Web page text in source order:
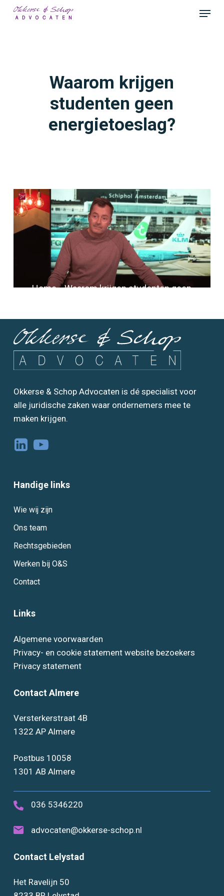
Skip
Menu
Waarom krijgen
studenten geen
energietoeslag?
Home»Waarom krijgen studenten geen
Okkerse & Schop Advocaten is dé specialist voor
alle juridische zaken waar ondernemers mee te
maken krijgen.
Handige links
Wie wij zijn
Ons team
Rechtsgebieden
Werken bij O&S
Contact
Links
Algemene voorwaarden
Privacy- en cookie statement website bezoekers
Privacy statement
Contact Almere
Versterkerstraat 4B
1322 AP Almere
Postbus 10058
1301 AB Almere
036 5346220
advocaten@okkerse-schop.nl
Contact Lelystad
Het Ravelijn 50